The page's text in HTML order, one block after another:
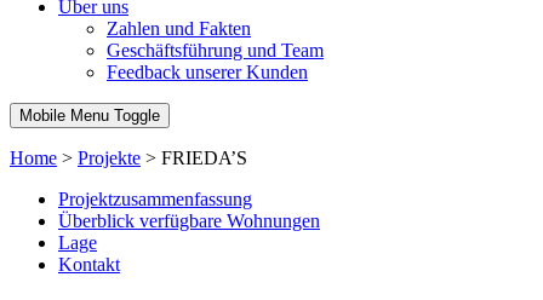
Über uns
Zahlen und Fakten
Geschäftsführung und Team
Feedback unserer Kunden
Mobile Menu Toggle
Home > Projekte > FRIEDA’S
Projektzusammenfassung
Überblick verfügbare Wohnungen
Lage
Kontakt